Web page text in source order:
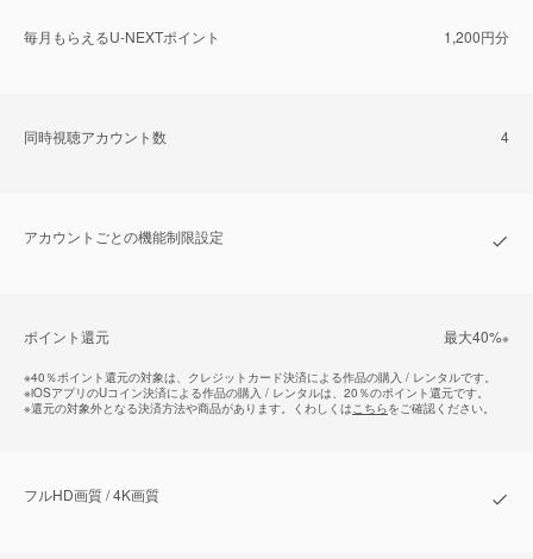
毎⽉もらえるU-NEXTポイント 1,200円分
同時視聴アカウント数 4
アカウントごとの機能制限設定
ポイント還元 最⼤40%※
※40％ポイント還元の対象は、クレジットカード決済による作品の購入 / レンタルです。
※iOSアプリのUコイン決済による作品の購入 / レンタルは、20％のポイント還元です。
※還元の対象外となる決済方法や商品があります。くわしくはこちらをご確認ください。
フルHD画質 / 4K画質